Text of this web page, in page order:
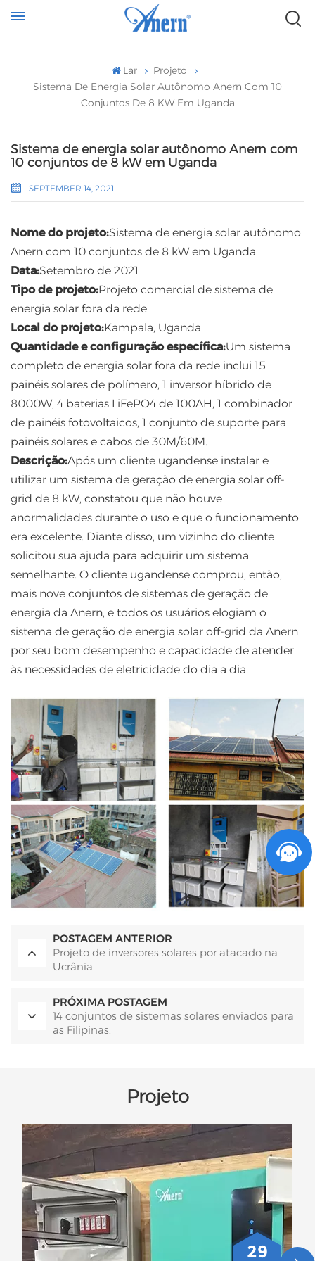
Lar
Projeto
Sistema De Energia Solar Autônomo Anern Com 10
Conjuntos De 8 KW Em Uganda
Sistema de energia solar autônomo Anern com
10 conjuntos de 8 kW em Uganda
SEPTEMBER 14, 2021
Nome do projeto:Sistema de energia solar autônomo
Anern com 10 conjuntos de 8 kW em Uganda
Data:Setembro de 2021
Tipo de projeto:Projeto comercial de sistema de
energia solar fora da rede
Local do projeto:Kampala, Uganda
Quantidade e configuração específica:Um sistema
completo de energia solar fora da rede inclui 15
painéis solares de polímero, 1 inversor híbrido de
8000W, 4 baterias LiFePO4 de 100AH, 1 combinador
de painéis fotovoltaicos, 1 conjunto de suporte para
painéis solares e cabos de 30M/60M.
Descrição:Após um cliente ugandense instalar e
utilizar um sistema de geração de energia solar off-
grid de 8 kW, constatou que não houve
anormalidades durante o uso e que o funcionamento
era excelente. Diante disso, um vizinho do cliente
solicitou sua ajuda para adquirir um sistema
semelhante. O cliente ugandense comprou, então,
mais nove conjuntos de sistemas de geração de
energia da Anern, e todos os usuários elogiam o
sistema de geração de energia solar off-grid da Anern
por seu bom desempenho e capacidade de atender
às necessidades de eletricidade do dia a dia.
POSTAGEM ANTERIOR
Projeto de inversores solares por atacado na
Ucrânia
PRÓXIMA POSTAGEM
14 conjuntos de sistemas solares enviados para
as Filipinas.
Projeto
29